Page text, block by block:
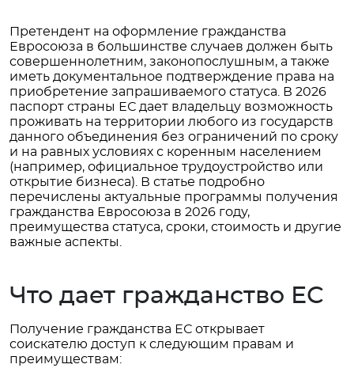
Претендент на оформление гражданства
Евросоюза в большинстве случаев должен быть
совершеннолетним, законопослушным, а также
иметь документальное подтверждение права на
приобретение запрашиваемого статуса. В 2026
паспорт страны ЕС дает владельцу возможность
проживать на территории любого из государств
данного объединения без ограничений по сроку
и на равных условиях с коренным населением
(например, официальное трудоустройство или
открытие бизнеса). В статье подробно
перечислены актуальные программы получения
гражданства Евросоюза в 2026 году,
преимущества статуса, сроки, стоимость и другие
важные аспекты.
Что дает гражданство ЕС
Получение гражданства ЕС открывает
соискателю доступ к следующим правам и
преимуществам: